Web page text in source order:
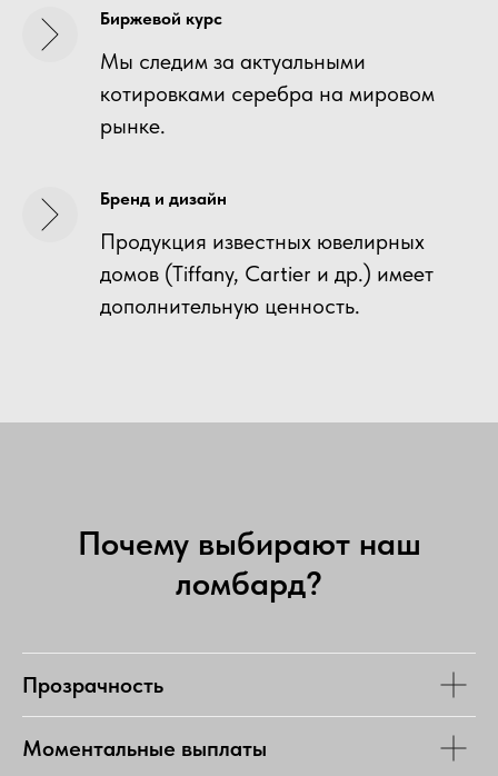
Биржевой курс
Мы следим за актуальными
котировками серебра на мировом
рынке.
Бренд и дизайн
Продукция известных ювелирных
домов (Tiffany, Cartier и др.) имеет
дополнительную ценность.
Почему выбирают наш
ломбард?
Прозрачность
Моментальные выплаты